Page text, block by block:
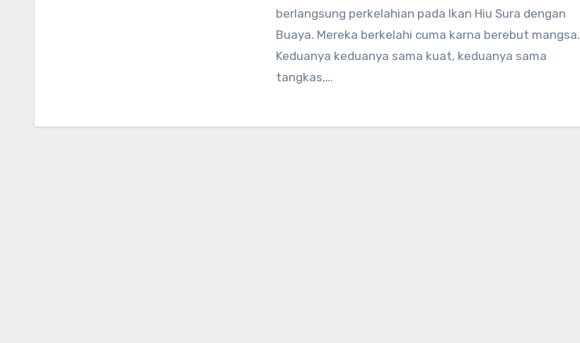
berlangsung perkelahian pada Ikan Hiu Sura dengan
Buaya. Mereka berkelahi cuma karna berebut mangsa.
Keduanya keduanya sama kuat, keduanya sama
tangkas,…